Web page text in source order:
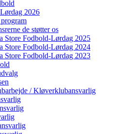
2026
de støtter os
Store Fodbold-Lørdag 2025
Store Fodbold-Lørdag 2024
Store Fodbold-Lørdag 2023
/ Kløverklubansvarlig